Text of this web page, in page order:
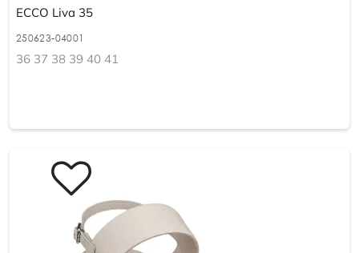
ECCO Liva 35
250623-04001
36 37 38 39 40 41